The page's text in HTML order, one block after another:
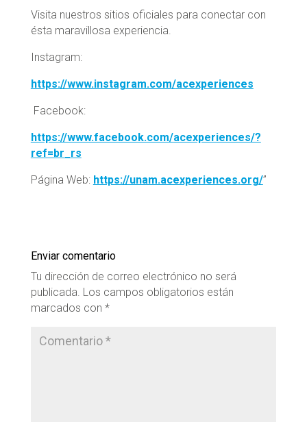
Visita nuestros sitios oficiales para conectar con
ésta maravillosa experiencia.
Instagram:
https://www.instagram.com/acexperiences
Facebook:
https://www.facebook.com/acexperiences/?
ref=br_rs
Página Web: https://unam.acexperiences.org/”
Enviar comentario
Tu dirección de correo electrónico no será
publicada. Los campos obligatorios están
marcados con *